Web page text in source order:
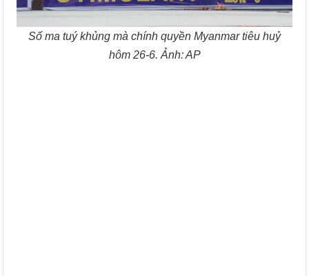
Số ma tuý khủng mà chính quyền Myanmar tiêu huỷ
hôm 26-6. Ảnh: AP